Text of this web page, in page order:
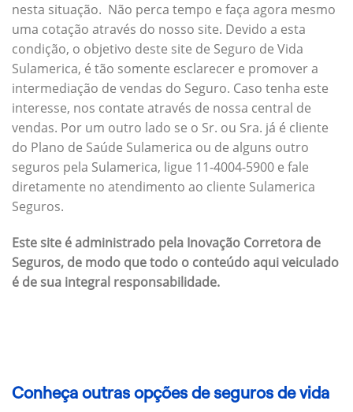
nesta situação. Não perca tempo e faça agora mesmo
uma cotação através do nosso site. Devido a esta
condição, o objetivo deste site de Seguro de Vida
Sulamerica, é tão somente esclarecer e promover a
intermediação de vendas do Seguro. Caso tenha este
interesse, nos contate através de nossa central de
vendas. Por um outro lado se o Sr. ou Sra. já é cliente
do Plano de Saúde Sulamerica ou de alguns outro
seguros pela Sulamerica, ligue 11-4004-5900 e fale
diretamente no atendimento ao cliente Sulamerica
Seguros.
Este site é administrado pela Inovação Corretora de
Seguros, de modo que todo o conteúdo aqui veiculado
é de sua integral responsabilidade.
Conheça outras opções de seguros de vida